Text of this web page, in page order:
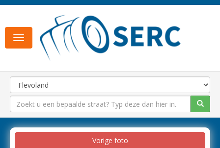
Toggle
navigation
Vorige foto